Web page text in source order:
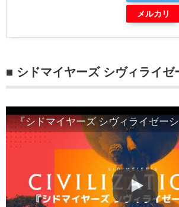
メルカリ
■ シドマイヤーズ シヴィライゼ